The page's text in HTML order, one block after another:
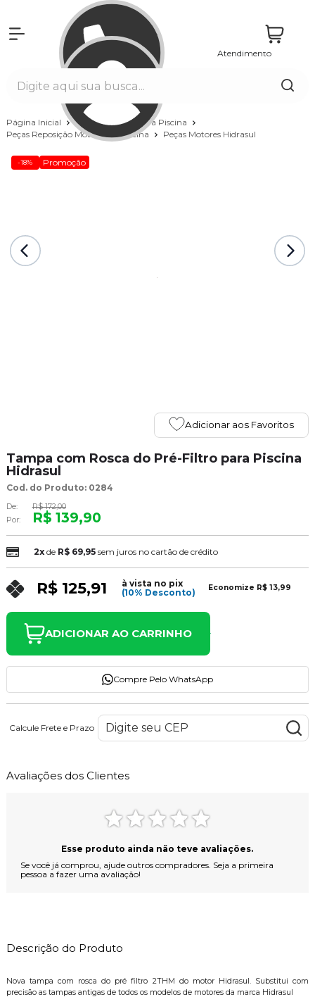
Atendimento
Página Inicial
Equipamentos para Piscina
Peças Reposição Motores de Piscina
Peças Motores Hidrasul
-18% Promoção
Adicionar aos Favoritos
Tampa com Rosca do Pré-Filtro para Piscina
Hidrasul
Cod. do Produto: 0284
De:
R$ 172,00
Por:
R$ 139,90
2xde R$ 69,95 sem juros no cartão de crédito
R$ 125,91
à vista no pix
(10% Desconto)
Economize R$ 13,99
ADICIONAR AO CARRINHO
Compre Pelo WhatsApp
Calcule Frete e Prazo
Avaliações dos Clientes
Esse produto ainda não teve avaliações.
Se você já comprou, ajude outros compradores. Seja a primeira
pessoa a fazer uma avaliação!
Descrição do Produto
Nova tampa com rosca do pré filtro 2THM do motor Hidrasul. Substitui com
precisão as tampas antigas de todos os modelos de motores da marca Hidrasul